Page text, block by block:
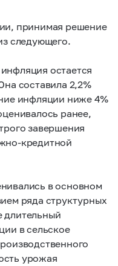
принимая решение
следующего.
остается
составила 2,2%
инфляции ниже 4%
ранее,
завершения
кредитной
в основном
ряда структурных
длительный
в сельское
урожая